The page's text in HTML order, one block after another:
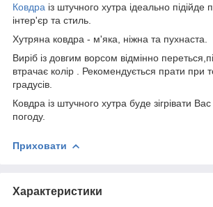
Ковдра із штучного хутра ідеально підійде
інтер'єр та стиль.
Хутряна ковдра - м'яка, ніжна та пухнаста.
Виріб із довгим ворсом відмінно
втрачає колір . Рекомендується прати при
градусів.
Ковдра із штучного хутра буде зігрівати
погоду.
Приховати
Характеристики